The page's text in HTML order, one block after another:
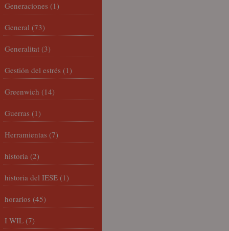
Generaciones (1)
General (73)
Generalitat (3)
Gestión del estrés (1)
Greenwich (14)
Guerras (1)
Herramientas (7)
historia (2)
historia del IESE (1)
horarios (45)
I WIL (7)